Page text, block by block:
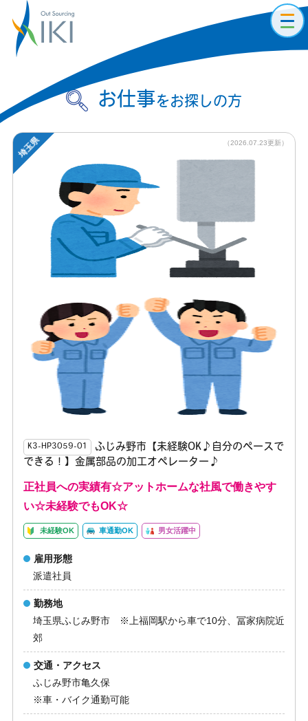
お仕事をお探しの方
K3-HP3059-01
ふじみ野市【未経験OK♪自分のペースで
できる！】金属部品の加工オペレーター♪
正社員への実績有☆アットホームな社風で働きやす
い☆未経験でもOK☆
未経験OK 車通勤OK 男女活躍中
雇用形態
派遣社員
勤務地
埼玉県ふじみ野市 ※上福岡駅から車で10分、冨家病院近
郊
交通・アクセス
ふじみ野市亀久保
※車・バイク通勤可能
（2026.07.23更新）
埼玉県